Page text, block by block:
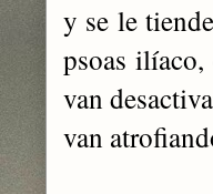
y se le
psoas
van
van